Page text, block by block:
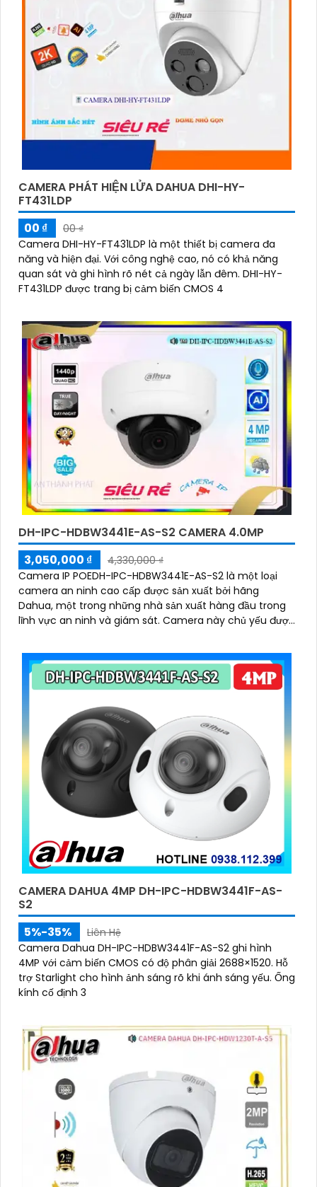
bạn muốn tìm camera Dahua giá rẻ, bạn có thể
tham khảo trên các website thương mại điện tử
hoặc tại các cửa hàng điện tử.
Hy vọng rằng những thông tin trên sẽ giúp bạn chọn
lựa được Camera Dahua chính hãng, giá rẻ và chất
lượng. Nếu bạn có thêm câu hỏi hoặc cần tư vấn
thêm, đừng ngần ngại để lại Cung cấp cho công
trình biết.
CAMERA PHÁT HIỆN LỬA DAHUA DHI-HY-
FT431LDP
00 ₫
00 ₫
Camera DHI-HY-FT431LDP là một thiết bị camera đa
năng và hiện đại. Với công nghệ cao, nó có khả năng
quan sát và ghi hình rõ nét cả ngày lẫn đêm. DHI-HY-
FT431LDP được trang bị cảm biến CMOS 4
DH-IPC-HDBW3441E-AS-S2 CAMERA 4.0MP
3,050,000 ₫
4,330,000 ₫
Camera IP POEDH-IPC-HDBW3441E-AS-S2 là một loại
camera an ninh cao cấp được sản xuất bởi hãng
Dahua, một trong những nhà sản xuất hàng đầu trong
lĩnh vực an ninh và giám sát. Camera này chủ yếu được
theo dõi và ghi lại hình ảnh chất lượng cao
CAMERA DAHUA 4MP DH-IPC-HDBW3441F-AS-
S2
5%-35%
Liên Hệ
Camera Dahua DH-IPC-HDBW3441F-AS-S2 ghi hình
4MP với cảm biến CMOS có độ phân giải 2688×1520. Hỗ
trợ Starlight cho hình ảnh sáng rõ khi ánh sáng yếu. Ống
kính cố định 3